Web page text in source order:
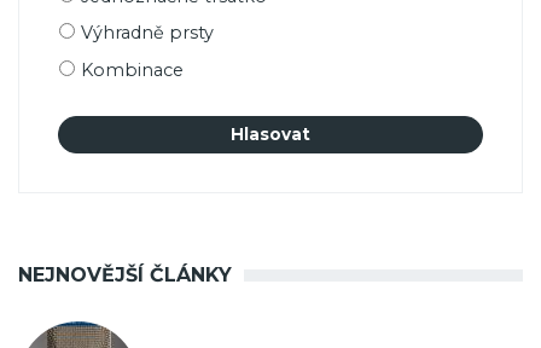
Výhradně prsty
Kombinace
NEJNOVĚJŠÍ ČLÁNKY